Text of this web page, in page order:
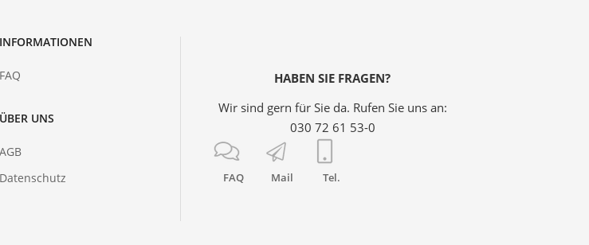
INFORMATIONEN
FAQ
ÜBER UNS
AGB
Datenschutz
FAQ Mail Tel.
HABEN SIE FRAGEN?
Wir sind gern für Sie da. Rufen Sie uns an:
030 72 61 53-0